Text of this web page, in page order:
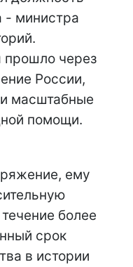
- министра
прошло через
России,
масштабные
помощи.
ему
более
срок
в истории